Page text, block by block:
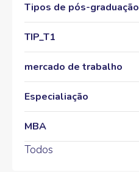
Tipos de pós-graduação
TIP_T1
mercado de trabalho
Especialiação
MBA
Todos